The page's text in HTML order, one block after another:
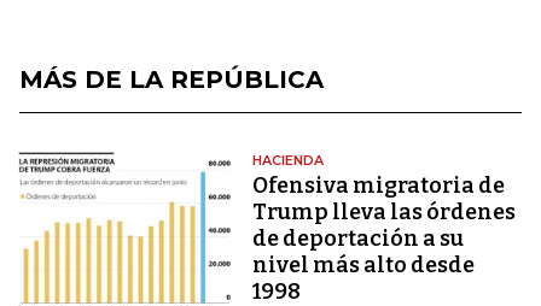
MÁS DE LA REPÚBLICA
HACIENDA
Ofensiva migratoria de
Trump lleva las órdenes
de deportación a su
nivel más alto desde
1998